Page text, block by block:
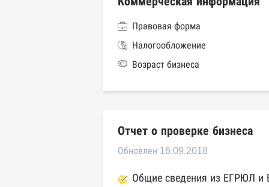
Правовая форма
Налогообложение
Возраст бизнеса
Отчет о проверке бизнеса
Обновлен 16.09.2018
Общие сведения из ЕГРЮЛ и